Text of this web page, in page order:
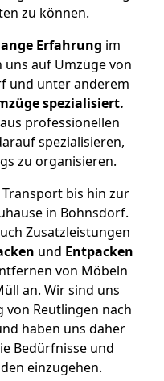
zu können.
Erfahrung im
auf Umzüge von
und unter anderem
spezialisiert.
professionellen
spezialisieren,
zu organisieren.
bis hin zur
in Bohnsdorf.
Zusatzleistungen
und Entpacken
von Möbeln
an. Wir sind uns
von Reutlingen nach
haben uns daher
Bedürfnisse und
einzugehen.